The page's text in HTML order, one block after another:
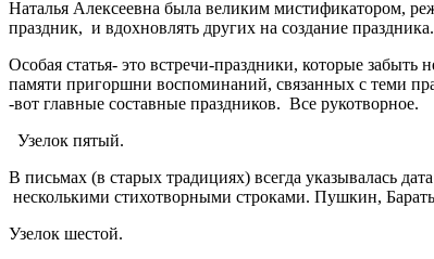
Наталья Алексеевна была великим мистификатором,
праздник, и вдохновлять других на создание праздника.
Особая статья- это встречи-праздники, которые
памяти пригоршни воспоминаний, связанных с теми
-вот главные составные праздников. Все
Узелок пятый.
В письмах (в старых традициях) всегда указывалась
несколькими стихотворными строками. Пушкин,
Узелок шестой.